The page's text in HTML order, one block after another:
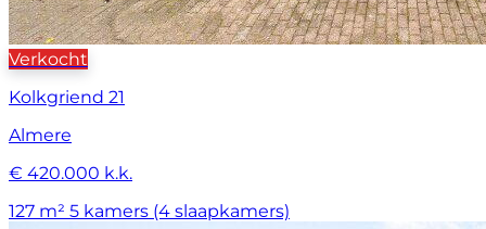
Verkocht
Kolkgriend 21
Almere
€ 420.000 k.k.
127 m² 5 kamers (4 slaapkamers)